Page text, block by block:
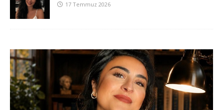
17 Temmuz 2026